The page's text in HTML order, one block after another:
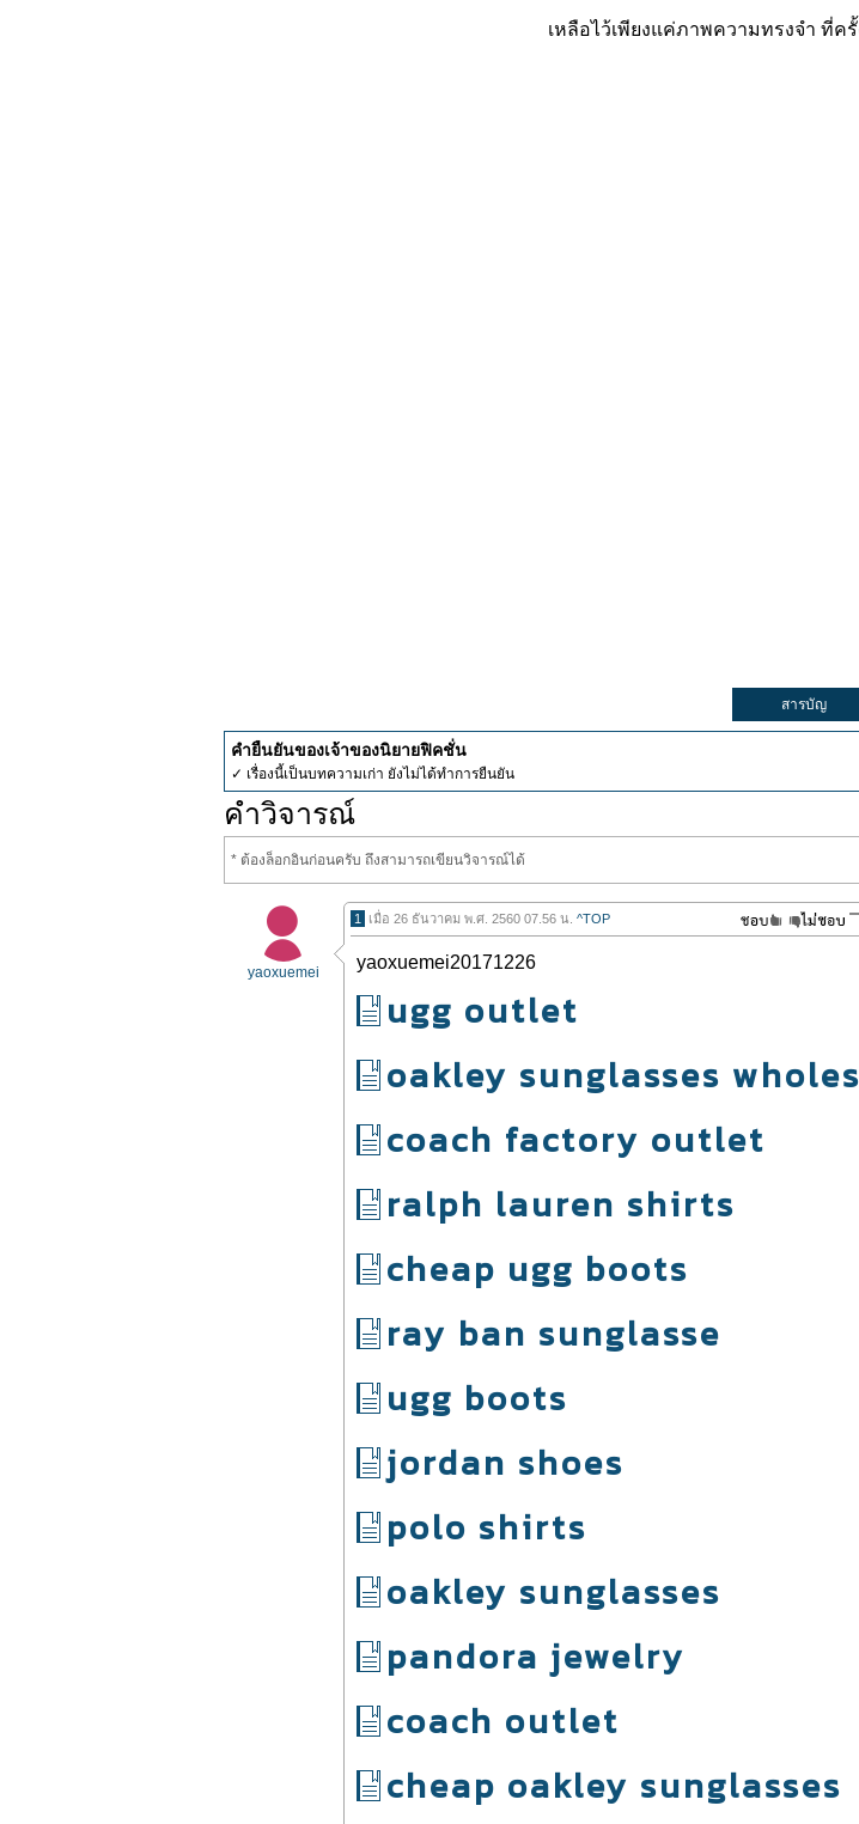
เหลือไว้เพียงแค่ภาพความทรงจำ ที่ครั้
สารบัญ
คำยืนยันของเจ้าของนิยายฟิคชั่น
✓ เรื่องนี้เป็นบทความเก่า ยังไม่ได้ทำการยืนยัน
คำวิจารณ์
* ต้องล็อกอินก่อนครับ ถึงสามารถเขียนวิจารณ์ได้
yaoxuemei
1 เมื่อ 26 ธันวาคม พ.ศ. 2560 07.56 น. ^TOP
yaoxuemei20171226
ugg outlet
oakley sunglasses
coach factory outlet
ralph lauren shirts
cheap ugg boots
ray ban sunglasse
ugg boots
jordan shoes
polo shirts
oakley sunglasses
pandora jewelry
coach outlet
cheap oakley sunglasses